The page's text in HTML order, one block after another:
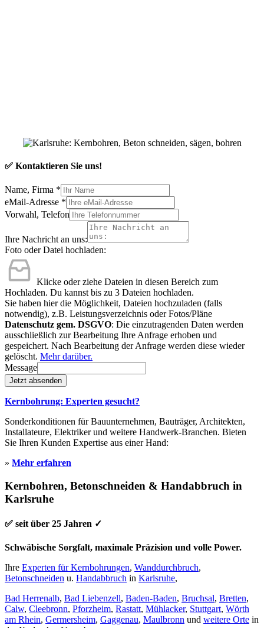
✅ Kontaktieren Sie uns!
Name, Firma *
eMail-Adresse *
Vorwahl, Telefon
Ihre Nachricht an uns:
Foto oder Datei hochladen:
Klicke oder ziehe Dateien in diesen Bereich zum
Hochladen. Du kannst bis zu 3 Dateien hochladen.
Sie haben hier die Möglichkeit, Dateien hochzuladen (falls
notwendig), z.B. Leistungsverzeichnis oder Fotos/Pläne
Datenschutz gem. DSGVO: Die einzutragenden Daten werden
ausschließlich zur Bearbeitung Ihre Anfrage erhoben und
gespeichert. Nach Bearbeitung der Anfrage werden diese wieder
gelöscht. Mehr darüber.
Message
Jetzt absenden
Kernbohrung: Experten gesucht?
Sonderkonditionen für Bauunternehmen, Bauträger, Architekten,
Installateure, Elektriker und weitere Handwerk-Branchen. Bieten
Sie Ihren Kunden Expertise aus einer Hand:
» Mehr erfahren
Kernbohren, Betonschneiden & Handabbruch in
Karlsruhe
✅ seit über 25 Jahren ✓
Schwäbische Sorgfalt, maximale Präzision und volle Power.
Ihre Experten für Kernbohrungen, Wanddurchbruch,
Betonschneiden u. Handabbruch in Karlsruhe,
Bad Herrenalb, Bad Liebenzell, Baden-Baden, Bruchsal, Bretten,
Calw, Cleebronn, Pforzheim, Rastatt, Mühlacker, Stuttgart, Wörth
am Rhein, Germersheim, Gaggenau, Maulbronn und weitere Orte in